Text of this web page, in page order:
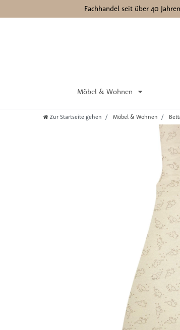
Fachhandel seit über 40 Jahren
Möbel & Wohnen
Zur Startseite gehen Möbel & Wohnen